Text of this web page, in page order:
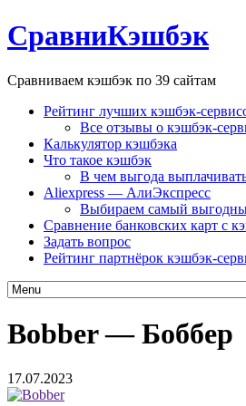
СравниКэшбэк
Сравниваем кэшбэк по 39 сайтам
Рейтинг лучших кэшбэк-
Все отзывы о кэшбэк-
Калькулятор кэшбэка
Что такое кэшбэк
В чем выгода
Aliexpress — АлиЭкспресс
Выбираем самый
Сравнение банковских карт с
Задать вопрос
Рейтинг партнёрок кэшбэк-
Bobber — Боббер
17.07.2023